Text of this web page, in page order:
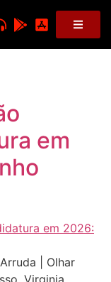
em
| Olhar
Virginia